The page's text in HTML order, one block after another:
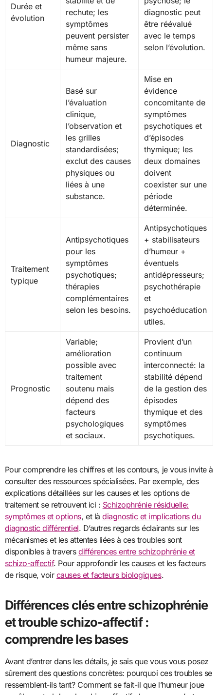
Durée et
évolution
rechute; les
symptômes
peuvent persister
même sans
humeur majeure.
diagnostic peut
être réévalué
avec le temps
selon l’évolution.
Diagnostic
Basé sur
l’évaluation
clinique,
l’observation et
les grilles
standardisées;
exclut des causes
physiques ou
liées à une
substance.
Mise en
évidence
concomitante de
symptômes
psychotiques et
d’épisodes
thymique; les
deux domaines
doivent
coexister sur une
période
déterminée.
Traitement
typique
Antipsychotiques
pour les
symptômes
psychotiques;
thérapies
complémentaires
selon les besoins.
Antipsychotiques
+ stabilisateurs
d’humeur +
éventuels
antidépresseurs;
psychothérapie
et
psychoéducation
utiles.
Prognostic
Variable;
amélioration
possible avec
traitement
soutenu mais
dépend des
facteurs
psychologiques
et sociaux.
Provient d’un
continuum
interconnecté: la
stabilité dépend
de la gestion des
épisodes
thymique et des
symptômes
psychotiques.
Pour comprendre les chiffres et les contours, je vous invite à
consulter des ressources spécialisées. Par exemple, des
explications détaillées sur les causes et les options de
traitement se retrouvent ici : Schizophrénie résiduelle:
symptômes et options, et làdiagnostic et implications du
diagnostic différentiel. D’autres regards éclairants sur les
mécanismes et les attentes liées à ces troubles sont
disponibles à traversdifférences entre schizophrénie et
schizo-affectif. Pour approfondir les causes et les facteurs
de risque, voir causes et facteurs biologiques.
Différences clés entre schizophrénie
et trouble schizo-affectif :
comprendre les bases
Avant d’entrer dans les détails, je sais que vous vous posez
sûrement des questions concrètes: pourquoi ces troubles se
ressemblent-ils tant? Comment se fait-il que l’humeur joue